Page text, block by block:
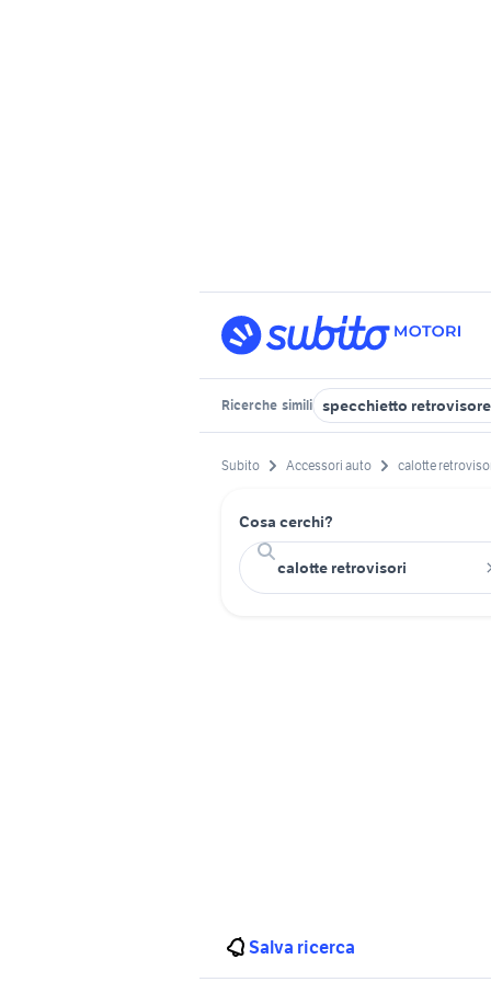
Ricerche simili specchietto
Subito Accessori auto calotte
Cosa cerchi?
Salva ricerca